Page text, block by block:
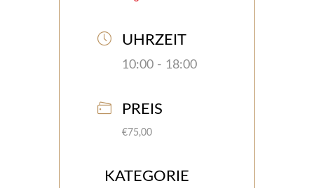
UHRZEIT
10:00 - 18:00
PREIS
€75,00
KATEGORIE